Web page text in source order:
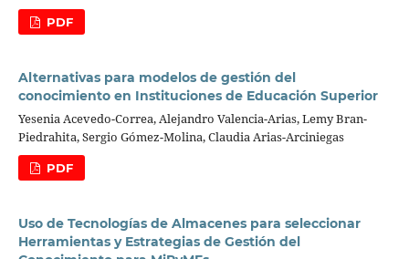
PDF
Alternativas para modelos de gestión del
conocimiento en Instituciones de Educación Superior
Yesenia Acevedo-Correa, Alejandro Valencia-Arias, Lemy Bran-
Piedrahita, Sergio Gómez-Molina, Claudia Arias-Arciniegas
PDF
Uso de Tecnologías de Almacenes para seleccionar
Herramientas y Estrategias de Gestión del